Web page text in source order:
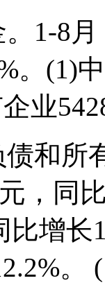
8月
。(1)
业
所有
，同
比增
。